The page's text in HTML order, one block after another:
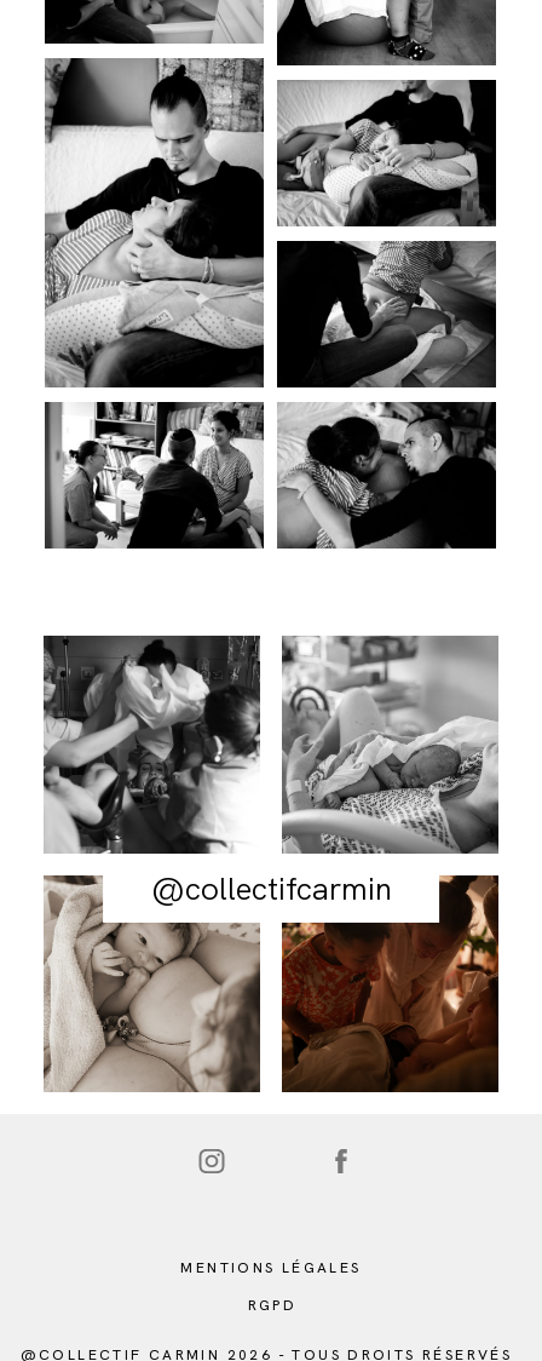
@collectifcarmin
RGPD
MENTIONS LÉGALES
@COLLECTIF CARMIN 2026 - TOUS DROITS RÉSERVÉS